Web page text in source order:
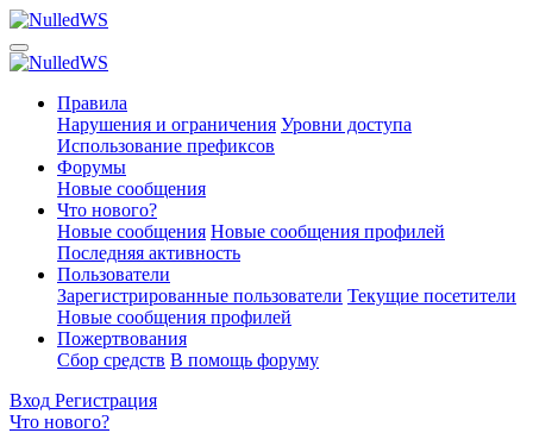
Правила
Нарушения и ограничения Уровни доступа
Использование префиксов
Форумы
Новые сообщения
Что нового?
Новые сообщения Новые сообщения профилей
Последняя активность
Пользователи
Зарегистрированные пользователи Текущие посетители
Новые сообщения профилей
Пожертвования
Сбор средств В помощь форуму
Вход Регистрация
Что нового?